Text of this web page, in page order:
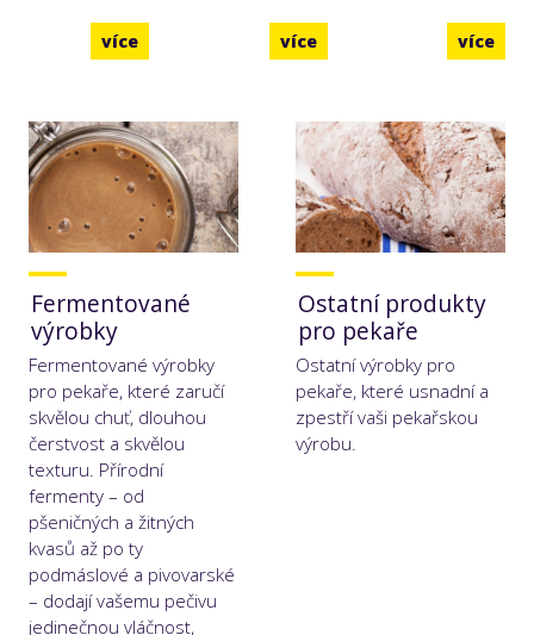
více více více
Fermentované
výrobky
Fermentované výrobky
pro pekaře, které zaručí
skvělou chuť, dlouhou
čerstvost a skvělou
texturu. Přírodní
fermenty – od
pšeničných a žitných
kvasů až po ty
podmáslové a pivovarské
– dodají vašemu pečivu
jedinečnou vláčnost,
Ostatní produkty
pro pekaře
Ostatní výrobky pro
pekaře, které usnadní a
zpestří vaši pekařskou
výrobu.